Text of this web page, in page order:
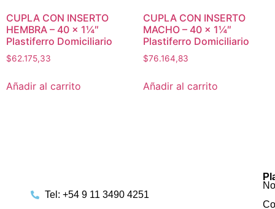
CUPLA CON INSERTO
HEMBRA – 40 x 1¼″
Plastiferro Domiciliario
$62.175,33
Añadir al carrito
CUPLA CON INSERTO
MACHO – 40 x 1¼″
Plastiferro Domiciliario
$76.164,83
Añadir al carrito
Tel: +54 9 11 3490 4251